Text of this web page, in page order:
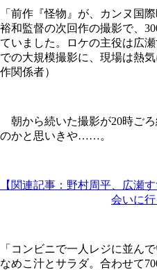
「前作『怪物』が、カンヌ国
裕和監督の次回作の撮影で、
ていました。ロケの主役は広
での大規模撮影に、現場は熱
作関係者）
朝から続いた撮影が20時ご
のかと思いきや……。
【関連記事：野村周平、広瀬
会いに行
「コンビニで一人レジに並ん
なめこ汁とサラダ。合わせて